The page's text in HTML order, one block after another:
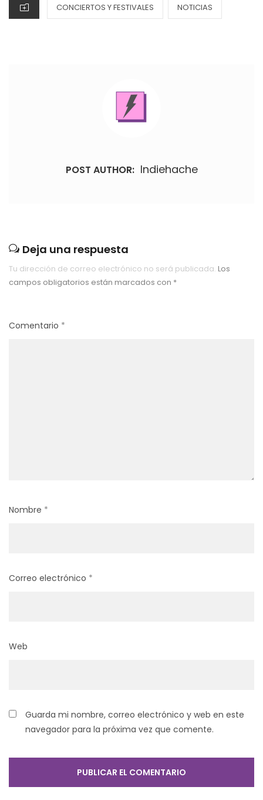
CATEGORIES
CONCIERTOS Y FESTIVALES NOTICIAS
POST AUTHOR: Indiehache
Deja una respuesta
Tu dirección de correo electrónico no será publicada. Los
campos obligatorios están marcados con *
Comentario *
Nombre *
Correo electrónico *
Web
Guarda mi nombre, correo electrónico y web en este
navegador para la próxima vez que comente.